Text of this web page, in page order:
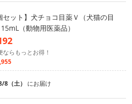
セット】犬チョコ目薬Ｖ（犬猫の目
（動物用医薬品）
ならもっとお得！
8（土） にお届け